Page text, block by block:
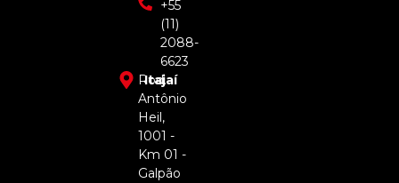
+55
(11)
2088-
6623
Itajaí
Rod.
Antônio
Heil,
1001 -
Km 01 -
Galpão